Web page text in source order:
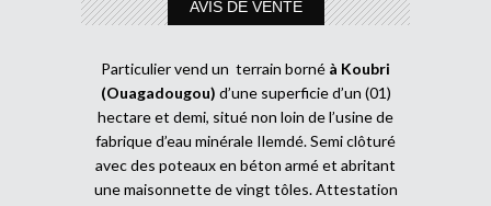
AVIS DE VENTE
Particulier vend un terrain borné à Koubri
(Ouagadougou) d’une superficie d’un (01)
hectare et demi, situé non loin de l’usine de
fabrique d’eau minérale Ilemdé. Semi clôturé
avec des poteaux en béton armé et abritant
une maisonnette de vingt tôles. Attestation